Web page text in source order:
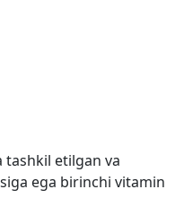
tashkil etilgan va
ega birinchi vitamin